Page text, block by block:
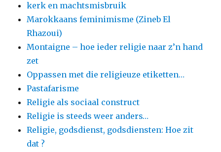
kerk en machtsmisbruik
Marokkaans feminimisme (Zineb El
Rhazoui)
Montaigne – hoe ieder religie naar z’n hand
zet
Oppassen met die religieuze etiketten…
Pastafarisme
Religie als sociaal construct
Religie is steeds weer anders…
Religie, godsdienst, godsdiensten: Hoe zit
dat ?